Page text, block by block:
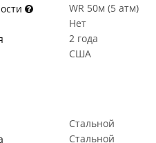
WR 50м (5 атм)
Нет
2 года
США
Стальной
Стальной